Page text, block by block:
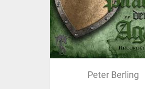
Peter Berling